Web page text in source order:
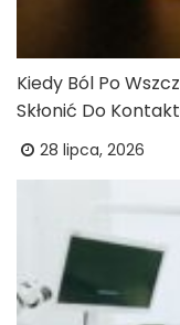
Kiedy Ból Po
Skłonić Do
28 lipca, 2026